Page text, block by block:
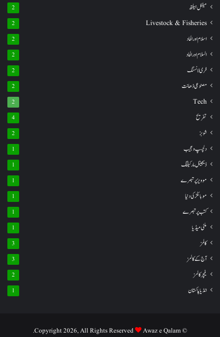
مینٹل ہیلتھ 2
Livestock & Fisheries
2
اسلام اور الحاد 2
السلام اور الحاد 2
فری لانسنگ 2
مصنوعی ذھانت 2
Tech
2
تفریح 4
شوبز 2
دلچسپ و عجیب 1
ڈیجیٹل مارکیٹنگ 1
موویز پر تبصرے 1
موبائلز کی دنیا 1
کتب پر تبصرے 1
ملٹی میڈیا 1
کالمز 3
آج کے کالمز 3
فیچر کالمز 2
انڈیا پاکستان 1
© Copyright 2026, All Rights Reserved
Awaz e Qalam.